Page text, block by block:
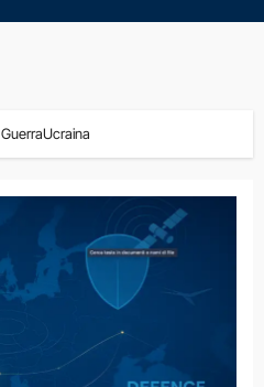
GuerraUcraina